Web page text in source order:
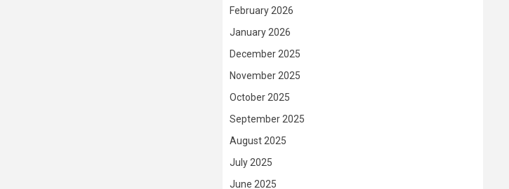
February 2026
January 2026
December 2025
November 2025
October 2025
September 2025
August 2025
July 2025
June 2025